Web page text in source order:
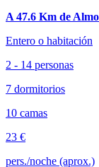
A 47.6 Km de
Entero o habitación
2 - 14 personas
7 dormitorios
10 camas
23 €
pers./noche (aprox.)